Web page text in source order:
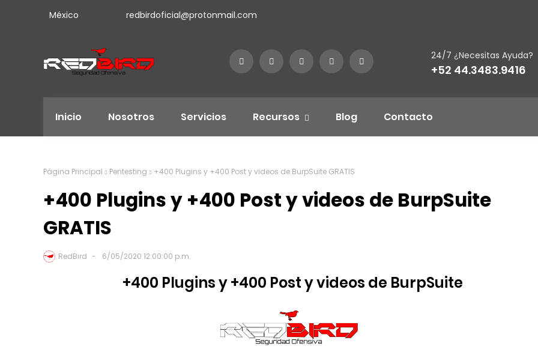
México redbirdoficial@protonmail.com
24/7 ¿Necesitas Ayuda?
+52 44.3483.9416
Inicio Nosotros Servicios Recursos Blog Contacto
Página Principal Pentesting +400 Plugins y +400 Post y videos de BurpSuite GRATIS
+400 Plugins y +400 Post y videos de BurpSuite
GRATIS
RedBird 6/05/2020 12:00:00 p.m.
+400 Plugins y +400 Post y videos de BurpSuite